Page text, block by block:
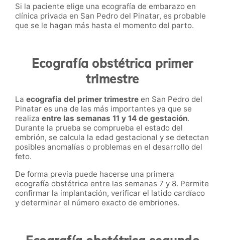
Si la paciente elige una ecografía de embarazo en
clínica privada en San Pedro del Pinatar, es probable
que se le hagan más hasta el momento del parto.
Ecografía obstétrica primer
trimestre
La ecografía del primer trimestre en San Pedro del
Pinatar es una de las más importantes ya que se
realiza entre las semanas 11 y 14 de gestación.
Durante la prueba se comprueba el estado del
embrión, se calcula la edad gestacional y se detectan
posibles anomalías o problemas en el desarrollo del
feto.
De forma previa puede hacerse una primera
ecografía obstétrica entre las semanas 7 y 8. Permite
confirmar la implantación, verificar el latido cardíaco
y determinar el número exacto de embriones.